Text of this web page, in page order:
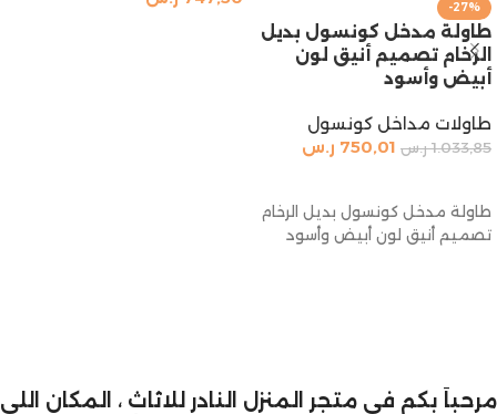
-27%
طاولة مدخل كونسول بديل
الرخام تصميم أنيق لون
أبيض وأسود
طاولات مداخل كونسول
1.033,85 ر.س 750,01 ر.س
طاولة مدخل كونسول بديل الرخام
تصميم أنيق لون أبيض وأسود
مرحباً بكم في متجر المنزل النادر للاثاث ، المكان اللي